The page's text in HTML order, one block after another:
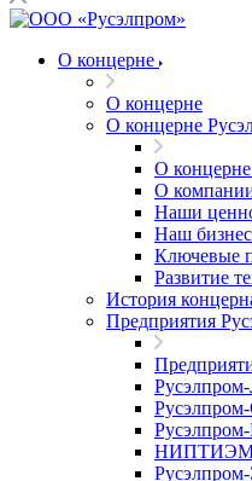
О концерне
О концерне
О концерне
О
О
Наши
Наш бизнес
Ключевые
Развитие
История
Предприятия